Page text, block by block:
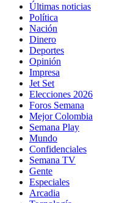
Últimas noticias
Política
Nación
Dinero
Deportes
Opinión
Impresa
Jet Set
Elecciones 2026
Foros Semana
Mejor Colombia
Semana Play
Mundo
Confidenciales
Semana TV
Gente
Especiales
Arcadia